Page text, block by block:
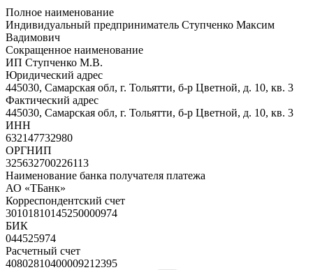
Полное наименование
Индивидуальный предприниматель Ступченко Максим
Вадимович
Сокращенное наименование
ИП Ступченко М.В.
Юридический адрес
445030, Самарская обл, г. Тольятти, б-р Цветной, д. 10, кв. 3
Фактический адрес
445030, Самарская обл, г. Тольятти, б-р Цветной, д. 10, кв. 3
ИНН
632147732980
ОРГНИП
325632700226113
Наименование банка получателя платежа
АО «ТБанк»
Корреспондентский счет
30101810145250000974
БИК
044525974
Расчетный счет
40802810400009212395